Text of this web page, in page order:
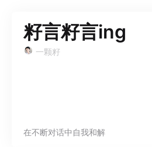
籽言籽言ing
一颗籽
在不断对话中自我和解